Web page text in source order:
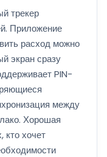
трекер
Приложение
расход можно
экран сразу
PIN-
между
Хорошая
кто хочет